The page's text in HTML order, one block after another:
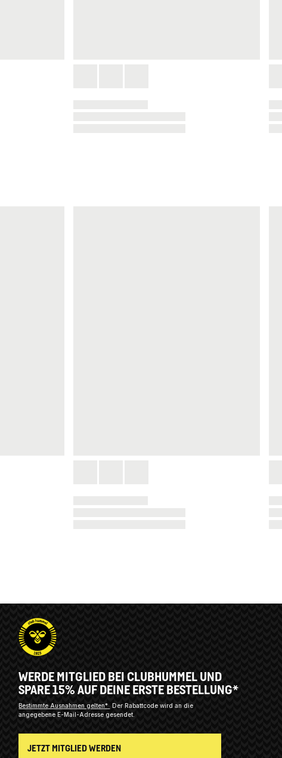
WERDE MITGLIED BEI CLUBHUMMEL UND
SPARE 15% AUF DEINE ERSTE BESTELLUNG*
Bestimmte Ausnahmen gelten*
Der Rabattcode wird an die
angegebene E-Mail-Adresse gesendet.
JETZT MITGLIED WERDEN